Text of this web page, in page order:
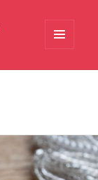
ーとウ